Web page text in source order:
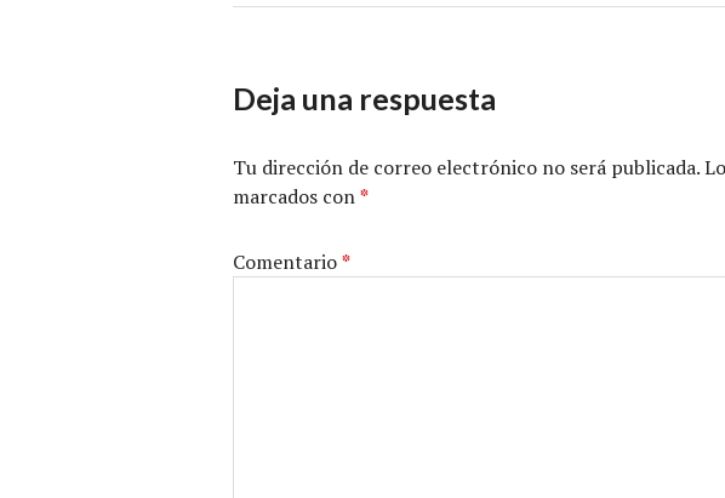
Deja una respuesta
Tu dirección de correo electrónico no será publicada.
marcados con*
Comentario*